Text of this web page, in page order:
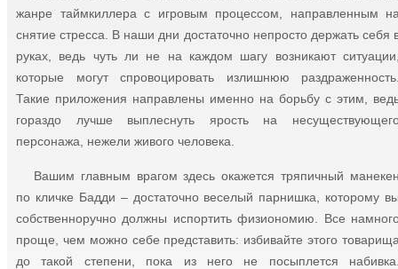
жанре таймкиллера с игровым процессом, направленным
снятие стресса. В наши дни достаточно непросто держать себя
руках, ведь чуть ли не на каждом шагу возникают
которые могут спровоцировать излишнюю
Такие приложения направлены именно на борьбу с этим,
гораздо лучше выплеснуть ярость на
персонажа, нежели живого человека.
Вашим главным врагом здесь окажется тряпичный
по кличке Бадди – достаточно веселый парнишка, которому
собственноручно должны испортить физиономию. Все
проще, чем можно себе представить: избивайте этого
до такой степени, пока из него не посыплется